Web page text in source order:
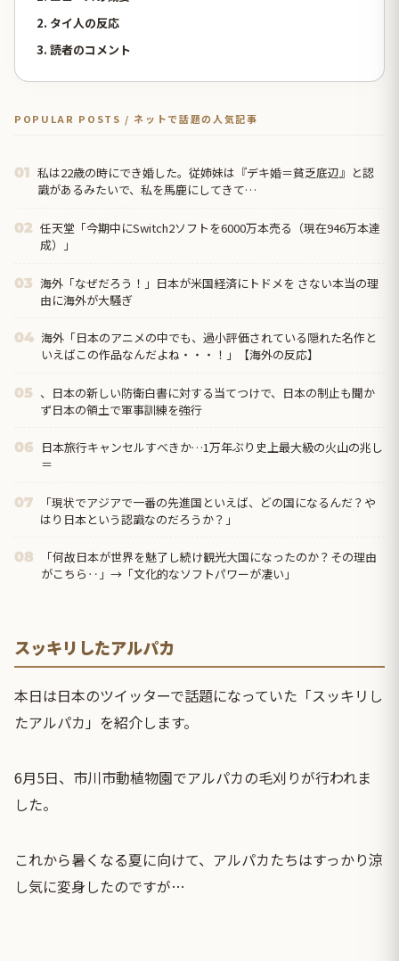
2. タイ人の反応
3. 読者のコメント
POPULAR POSTS / ネットで話題の人気記事
01 私は22歳の時にでき婚した。従姉妹は『デキ婚＝貧乏底辺』と認
識があるみたいで、私を馬鹿にしてきて…
02 任天堂「今期中にSwitch2ソフトを6000万本売る（現在946万本達
成）」
03 海外「なぜだろう！」日本が米国経済にトドメを さない本当の理
由に海外が大騒ぎ
04 海外「日本のアニメの中でも、過小評価されている隠れた名作と
いえばこの作品なんだよね・・・！」【海外の反応】
05 、日本の新しい防衛白書に対する当てつけで、日本の制止も聞か
ず日本の領土で軍事訓練を強行
06
日本旅行キャンセルすべきか…1万年ぶり史上最大級の火山の兆し
＝
07
「現状でアジアで一番の先進国といえば、どの国になるんだ？や
はり日本という認識なのだろうか？」
08
「何故日本が世界を魅了し続け観光大国になったのか？その理由
がこちら‥」→「文化的なソフトパワーが凄い」
スッキリしたアルパカ
本日は日本のツイッターで話題になっていた「スッキリし
たアルパカ」を紹介します。
6月5日、市川市動植物園でアルパカの毛刈りが行われま
した。
これから暑くなる夏に向けて、アルパカたちはすっかり涼
し気に変身したのですが…